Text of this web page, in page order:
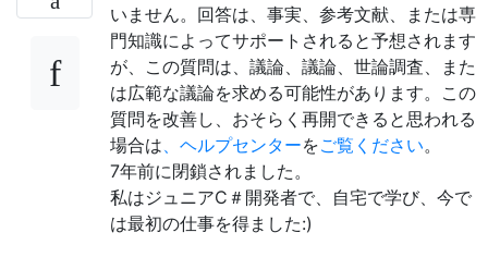
いません。回答は、事実、参考文献、または専
門知識によってサポートされると予想されます
が、この質問は、議論、議論、世論調査、また
は広範な議論を求める可能性があります。この
質問を改善し、おそらく再開できると思われる
場合は、ヘルプセンターをご覧ください。
7年前に閉鎖されました。
私はジュニアC＃開発者で、自宅で学び、今で
は最初の仕事を得ました:)